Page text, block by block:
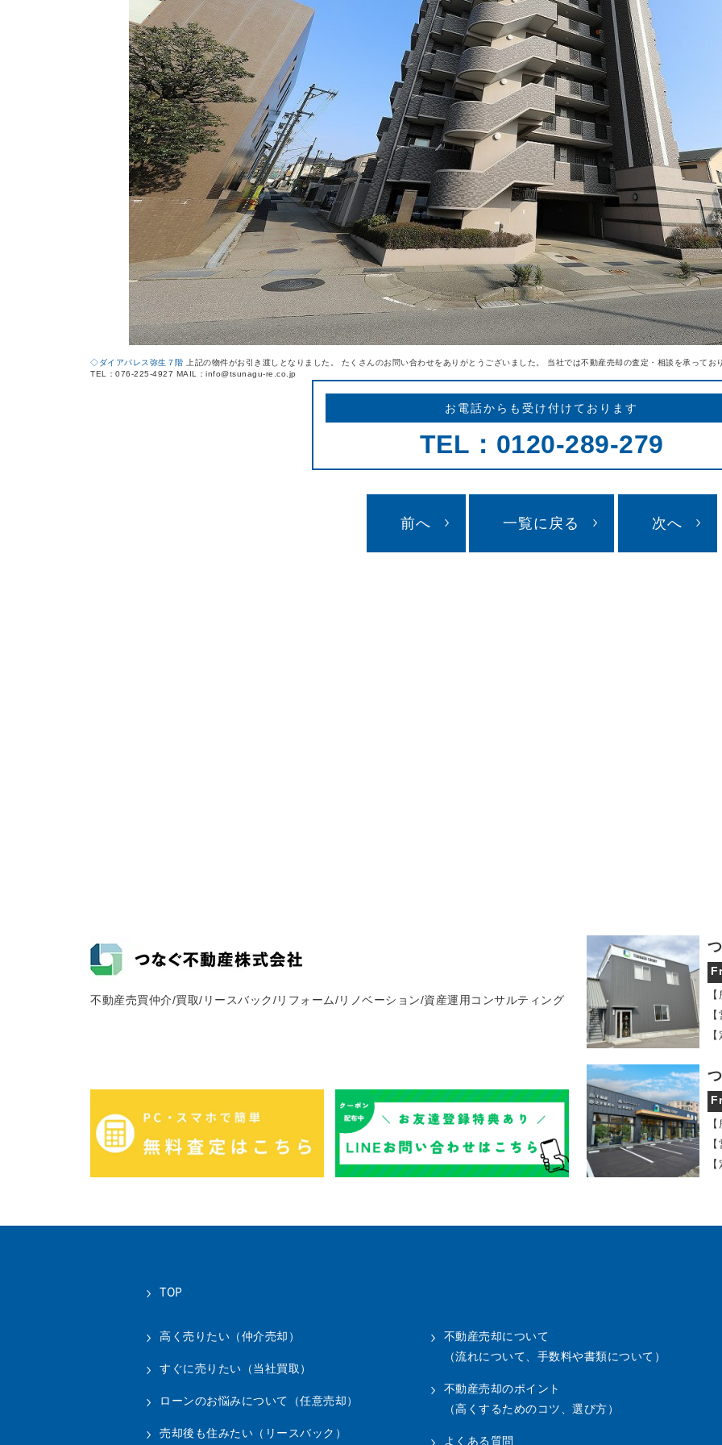
◇ダイアパレス弥生７階 上記の物件がお引き渡しとなりました。 たくさんのお問い合わせをありがとうございました。 当社では不動産売却の査定・相談を承って
TEL：076-225-4927 MAIL：info@tsunagu-re.co.jp
お電話からも受け付けております
TEL：0120-289-279
前へ 一覧に戻る 次へ
不動産売買仲介/買取/リースバック/リフォーム/リノベーション/資産運用コンサルティング
TOP
高く売りたい（仲介売却）
すぐに売りたい（当社買取）
ローンのお悩みについて（任意売却）
売却後も住みたい（リースバック）
不動産売却について
（流れについて、手数料や書類について）
不動産売却のポイント
（高くするためのコツ、選び方）
よくある質問